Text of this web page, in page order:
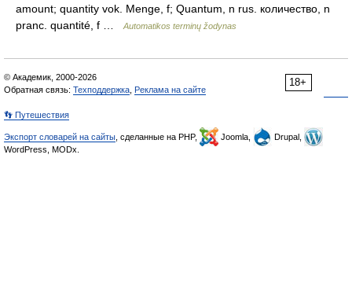
amount; quantity vok. Menge, f; Quantum, n rus. количество, n
pranc. quantité, f …
Automatikos terminų žodynas
18+
© Академик, 2000-2026
Обратная связь: Техподдержка Реклама на сайте
👣 Путешествия
Экспорт словарей на сайты , сделанные на PHP, Joomla,
Drupal,
WordPress, MODx.